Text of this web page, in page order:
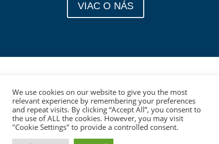
VIAC O NÁS
We use cookies on our website to give you the most
relevant experience by remembering your preferences
and repeat visits. By clicking “Accept All”, you consent to
the use of ALL the cookies. However, you may visit
"Cookie Settings" to provide a controlled consent.